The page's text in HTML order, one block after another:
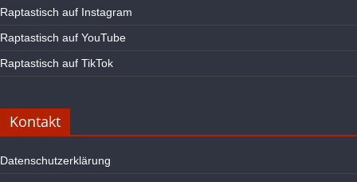
Raptastisch auf Instagram
Raptastisch auf YouTube
Raptastisch auf TikTok
Kontakt
Datenschutzerklärung